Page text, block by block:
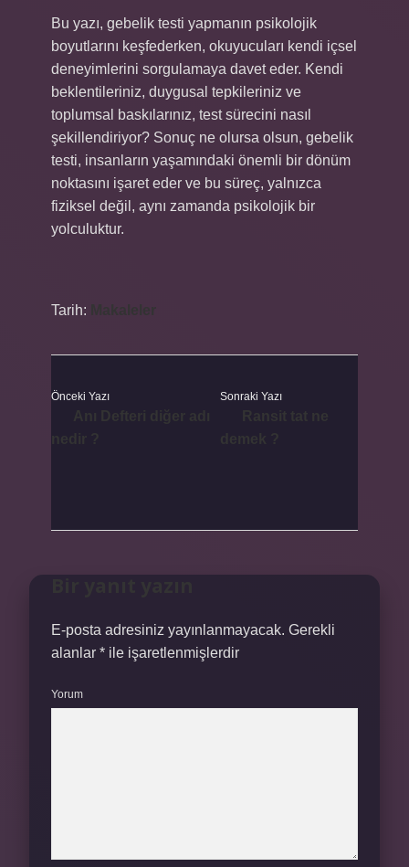
Bu yazı, gebelik testi yapmanın psikolojik
boyutlarını keşfederken, okuyucuları kendi içsel
deneyimlerini sorgulamaya davet eder. Kendi
beklentileriniz, duygusal tepkileriniz ve
toplumsal baskılarınız, test sürecini nasıl
şekillendiriyor? Sonuç ne olursa olsun, gebelik
testi, insanların yaşamındaki önemli bir dönüm
noktasını işaret eder ve bu süreç, yalnızca
fiziksel değil, aynı zamanda psikolojik bir
yolculuktur.
Tarih:
Önceki Yazı Sonraki Yazı
E-posta adresiniz yayınlanmayacak. Gerekli
alanlar * ile işaretlenmişlerdir
Yorum